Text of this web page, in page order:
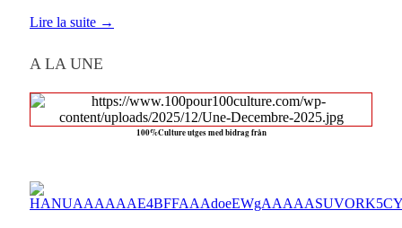
Lire la suite →
A LA UNE
100%Culture utges med bidrag från